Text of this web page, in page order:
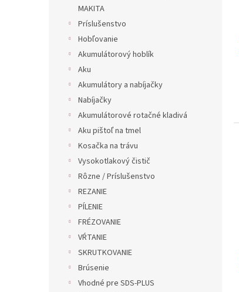
MAKITA
Príslušenstvo
Hobľovanie
Akumulátorový hoblík
Aku
Akumulátory a nabíjačky
Nabíjačky
Akumulátorové rotačné kladivá
Aku pištoľ na tmel
Kosačka na trávu
Vysokotlakový čistič
Rôzne / Príslušenstvo
REZANIE
PÍLENIE
FRÉZOVANIE
VŔTANIE
SKRUTKOVANIE
Brúsenie
Vhodné pre SDS-PLUS